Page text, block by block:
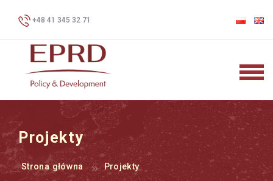
+48 41 345 32 71
Projekty
Strona główna Projekty